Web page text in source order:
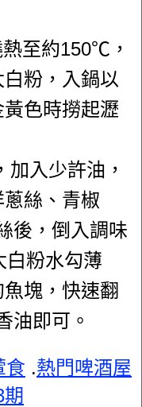
至約150℃，
粉，入鍋以
色時撈起瀝
入少許油，
絲、青椒
後，倒入調味
白粉水勾薄
塊，快速翻
油即可。
食 .熱門啤酒屋